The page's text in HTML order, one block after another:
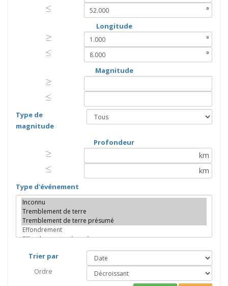
≤
≤ °
Longitude
≥
≥
°
≤
≤ °
Magnitude
≥
≥
≤
≤
Type de
magnitude
Profondeur
≥
≥
km
≤
≤ km
Type d'événement
Trier par
Ordre